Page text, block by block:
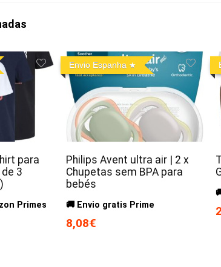
para
3
Primes
Envio Espanha
Philips Avent ultra air | 2 x
Chupetas sem BPA para
bebés
🚚 Envio gratis Prime
8,08€